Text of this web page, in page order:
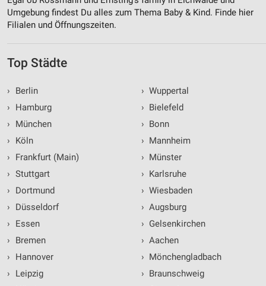
Umgebung findest Du alles zum Thema Baby & Kind. Finde hier
Filialen und Öffnungszeiten.
Top Städte
›
Berlin
›
Hamburg
›
München
›
Köln
›
Frankfurt (Main)
› Stuttgart
›
Dortmund
›
Düsseldorf
›
Essen
›
Bremen
›
Hannover
›
Leipzig
› Wuppertal
› Bielefeld
› Bonn
› Mannheim
› Münster
› Karlsruhe
› Wiesbaden
› Augsburg
› Gelsenkirchen
› Aachen
› Mönchengladbach
› Braunschweig